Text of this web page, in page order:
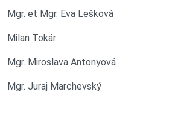
Mgr. et Mgr. Eva Lešková
Milan Tokár
Mgr. Miroslava Antonyová
Mgr. Juraj Marchevský